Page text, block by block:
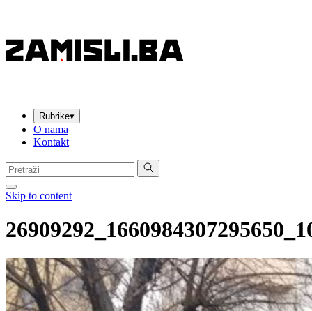
Rubrike▾
O nama
Kontakt
Pretraga:
Skip to content